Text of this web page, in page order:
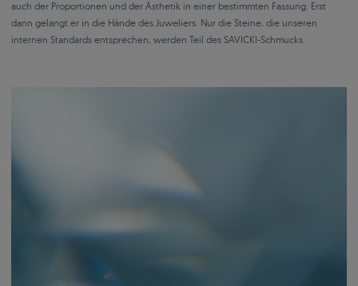
auch der Proportionen und der Ästhetik in einer bestimmten Fassung. Erst
dann gelangt er in die Hände des Juweliers. Nur die Steine, die unseren
internen Standards entsprechen, werden Teil des SAVICKI-Schmucks.